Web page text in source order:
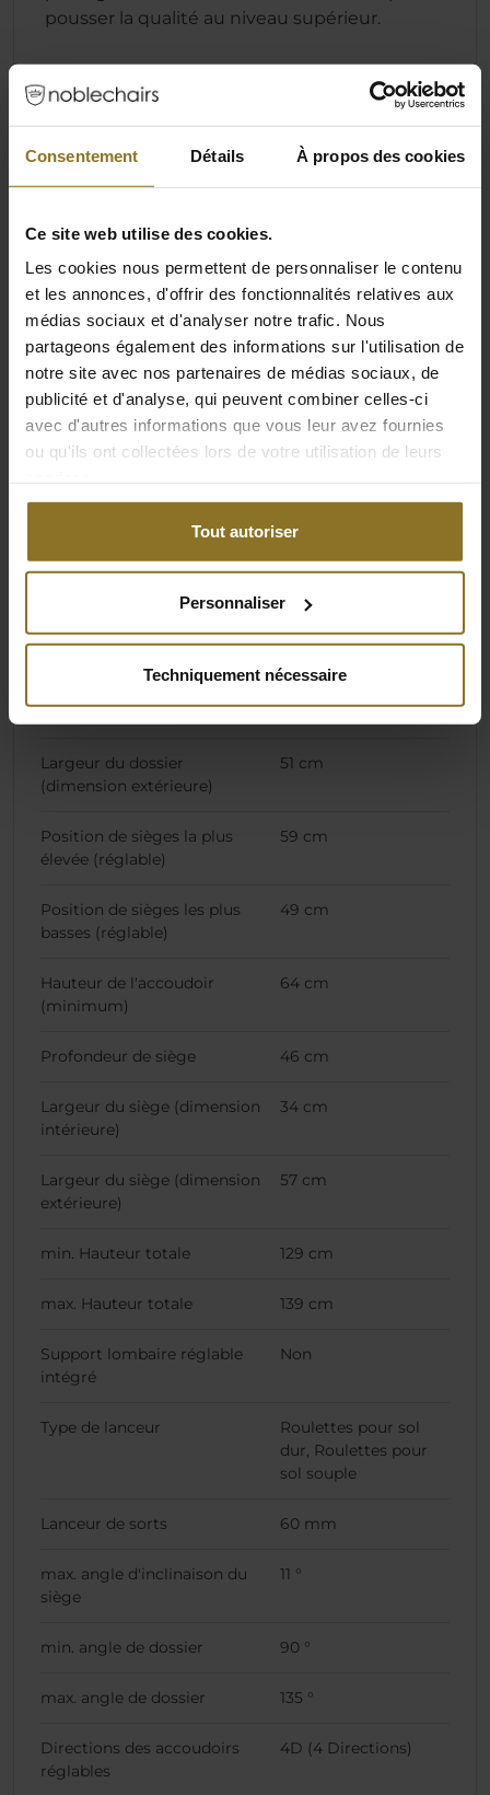
Consentement Détails À propos des cookies
Ce site web utilise des cookies.
Les cookies nous permettent de personnaliser le contenu
et les annonces, d'offrir des fonctionnalités relatives aux
médias sociaux et d'analyser notre trafic. Nous
partageons également des informations sur l'utilisation de
notre site avec nos partenaires de médias sociaux, de
publicité et d'analyse, qui peuvent combiner celles-ci
avec d'autres informations que vous leur avez fournies
ou qu'ils ont collectées lors de votre utilisation de leurs
Tout autoriser
Personnaliser
Techniquement nécessaire
pousser la qualité au niveau supérieur.
Spécification
Couleur secondaire Or
Couleur d'oreiller primaire Or
Couleur Or
Dimensions
Hauteur du dossier 84 cm
(dimension intérieure)
Largeur du dossier
(dimension extérieure)
51 cm
Position de sièges la plus
élevée (réglable)
59 cm
Position de sièges les plus
basses (réglable)
49 cm
Hauteur de l'accoudoir
(minimum)
64 cm
Profondeur de siège 46 cm
Largeur du siège (dimension
intérieure)
34 cm
Largeur du siège (dimension
extérieure)
57 cm
min. Hauteur totale 129 cm
max. Hauteur totale 139 cm
Support lombaire réglable
intégré
Non
Type de lanceur
Roulettes pour sol
dur, Roulettes pour
sol souple
Lanceur de sorts 60 mm
max. angle d'inclinaison du
siège
11 °
min. angle de dossier 90 °
max. angle de dossier 135 °
Directions des accoudoirs
réglables
4D (4 Directions)